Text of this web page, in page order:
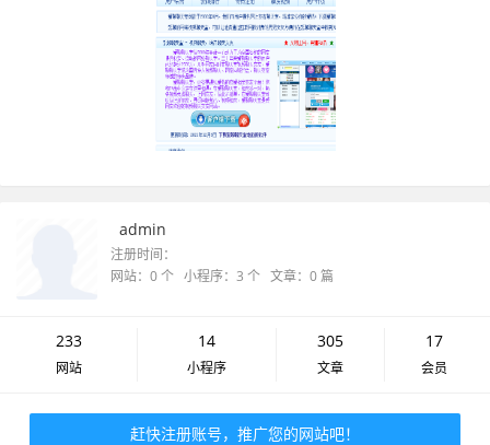
admin
注册时间：
网站：0 个 小程序：3 个 文章：0 篇
233
网站
14
小程序
305
文章
17
会员
赶快注册账号，推广您的网站吧！